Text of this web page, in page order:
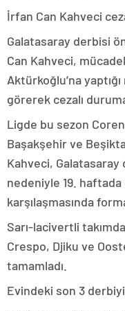
İrfan Can Kahveci
Galatasaray derbisi
Can Kahveci,
Aktürkoğlu’na
görerek cezalı
Ligde bu sezon
Başakşehir ve
Kahveci,
nedeniyle 19.
karşılaşmasında
Sarı-lacivertli
Crespo, Djiku ve
tamamladı.
Evindeki son 3 derbiyi